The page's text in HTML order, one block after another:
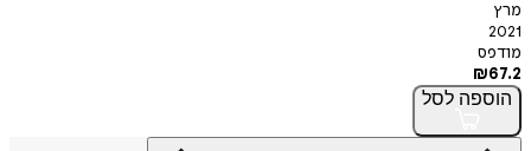
מרץ
2021
מודפס
₪67.2
הוספה לסל